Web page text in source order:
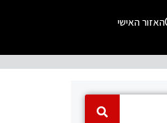
האזור האישי